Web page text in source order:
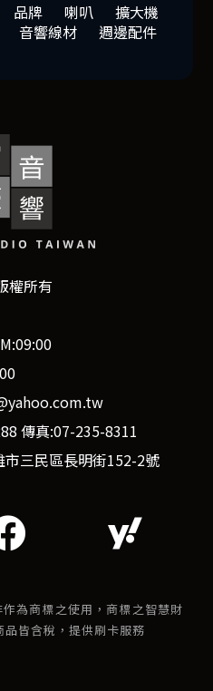
品牌 喇叭
擴大機
音響線材
週邊配件
權所有
傳真:07-235-8311
三民區長明街152-2號
為商標之使用，商標之智慧財
皆含稅，提供刷卡服務